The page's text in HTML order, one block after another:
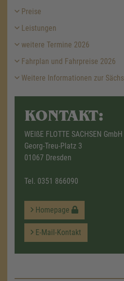
Preise
Leistungen
weitere Termine 2026
Fahrplan und Fahrpreise 2026
Weitere Informationen zur
KONTAKT:
WEIßE FLOTTE SACHSEN GmbH
Georg-Treu-Platz 3
01067 Dresden
Tel. 0351 866090
Homepage
E-Mail-Kontakt